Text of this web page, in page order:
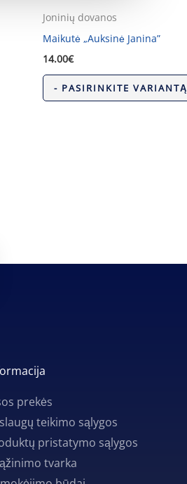
Joninių dovanos
Maikutė „Auksinė Janina”
14.00€
- PASIRINKITE VARIANTĄ
prekės
teikimo sąlygos
pristatymo sąlygos
tvarka